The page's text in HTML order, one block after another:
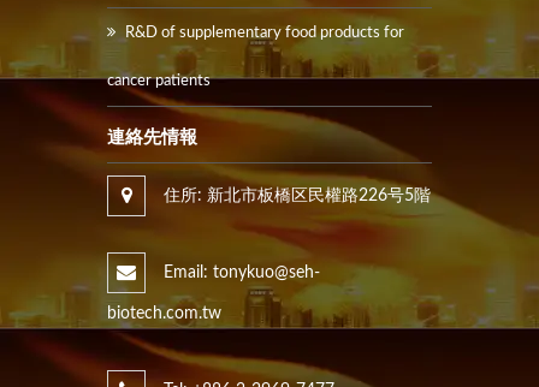
R&D of supplementary food products for
cancer patients
連絡先情報
住所: 新北市板橋区民權路226号5階
Email: tonykuo@seh-
biotech.com.tw